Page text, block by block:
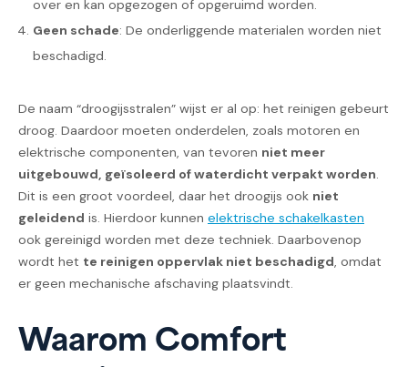
over en kan opgezogen of opgeruimd worden.
Geen schade: De onderliggende materialen worden niet
beschadigd.
De naam “droogijsstralen” wijst er al op: het reinigen gebeurt
droog. Daardoor moeten onderdelen, zoals motoren en
elektrische componenten, van tevoren niet meer
uitgebouwd, geïsoleerd of waterdicht verpakt worden.
Dit is een groot voordeel, daar het droogijs ook niet
geleidend is. Hierdoor kunnen elektrische schakelkasten
ook gereinigd worden met deze techniek. Daarbovenop
wordt het te reinigen oppervlak niet beschadigd, omdat
er geen mechanische afschaving plaatsvindt.
Waarom Comfort